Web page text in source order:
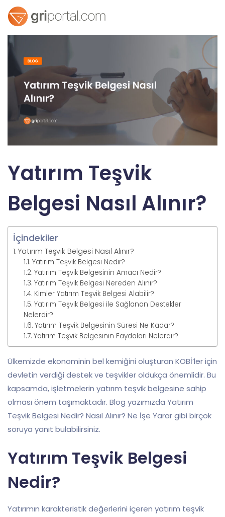
Yatırım Teşvik
Belgesi Nasıl Alınır?
İçindekiler
Yatırım Teşvik Belgesi Nasıl Alınır?
Yatırım Teşvik Belgesi Nedir?
Yatırım Teşvik Belgesinin Amacı Nedir?
Yatırım Teşvik Belgesi Nereden Alınır?
Kimler Yatırım Teşvik Belgesi Alabilir?
Yatırım Teşvik Belgesi ile Sağlanan Destekler
Nelerdir?
Yatırım Teşvik Belgesinin Süresi Ne Kadar?
Yatırım Teşvik Belgesinin Faydaları Nelerdir?
Ülkemizde ekonominin bel kemiğini oluşturan KOBİ’ler için
devletin verdiği destek ve teşvikler oldukça önemlidir. Bu
kapsamda, işletmelerin yatırım teşvik belgesine sahip
olması önem taşımaktadır. Blog yazımızda Yatırım
Teşvik Belgesi Nedir? Nasıl Alınır? Ne İşe Yarar gibi birçok
soruya yanıt bulabilirsiniz.
Yatırım Teşvik Belgesi
Nedir?
Yatırımın karakteristik değerlerini içeren yatırım teşvik